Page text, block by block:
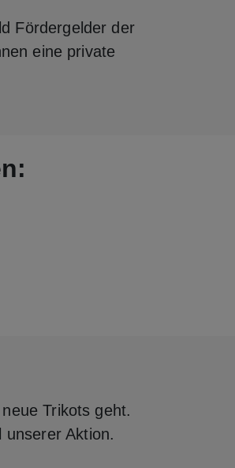
Fördergelder der
eine private
Trikots geht.
unserer Aktion.